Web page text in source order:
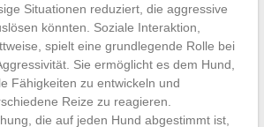
Situationen reduziert, die aggressive
könnten. Soziale Interaktion,
spielt eine grundlegende Rolle bei
Sie ermöglicht es dem Hund,
Fähigkeiten zu entwickeln und
Reize zu reagieren.
die auf jeden Hund abgestimmt ist,